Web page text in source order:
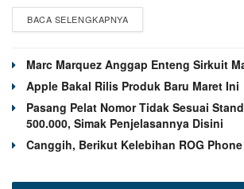
BACA SELENGKAPNYA
Marc Marquez Anggap Enteng Sirkuit
Apple Bakal Rilis Produk Baru Maret Ini
Pasang Pelat Nomor Tidak Sesuai
500.000, Simak Penjelasannya Disini
Canggih, Berikut Kelebihan ROG